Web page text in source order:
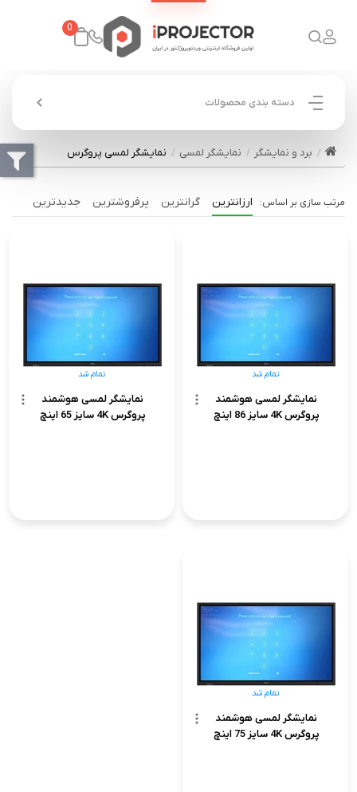
0
دسته بندی محصولات
برد و نمایشگر نمایشگر لمسی نمایشگر لمسی پروگرس
ارزانترین گرانترین پرفروشترین جدیدترین
نمایشگر لمسی هوشمند
پروگرس 4K سایز 86 اینچ
تمام شد
نمایشگر لمسی هوشمند
پروگرس 4K سایز 65 اینچ
تمام شد
نمایشگر لمسی هوشمند
پروگرس 4K سایز 75 اینچ
تمام شد